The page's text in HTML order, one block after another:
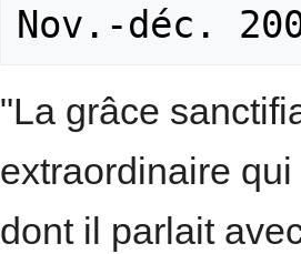
"La grâce
extraordinaire
dont il parlait